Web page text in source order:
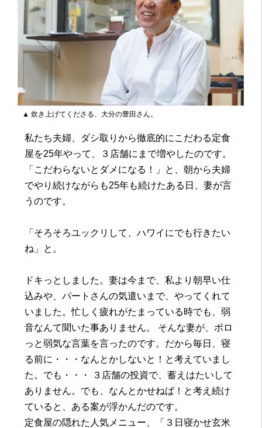
▲ 炊き上げてくださる、大分の豊田さん。
私たち夫婦、ダシ取りから徹底的にこだわる定食
屋を25年やって、３店舗にまで増やしたのです。
「こだわらないとダメになる！」と、朝から夫婦
でやり続けながらも25年も続けたある日、妻が言
うのです。
「そろそろユックリして、ハワイにでも行きたい
ね」と。
ドキっとしました。妻は今まで、私より朝早い仕
込みや、パートさんの気遣いまで、やってくれて
いました。忙しく疲れがたまっている時でも、弱
音なんて聞いた事ありません。 そんな妻が、ポロ
っと弱気な言葉を言ったのです。だから毎日、寝
る前に・・・なんとかしないと！と考えていまし
た。でも・・・ ３店舗の投資で、蓄えはたいして
ありません。でも、なんとかせねば！と考え続け
ていると、ある案が浮かんだのです。
定食屋の隠れた人気メニュー、「３日寝かせ玄米